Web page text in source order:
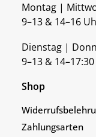
Montag |
9–13 & 14–16
Dienstag |
9–13 &
Shop
Zahlungsarten